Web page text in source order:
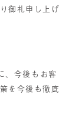
御礼申し上げ
、今後もお客
を今後も徹底